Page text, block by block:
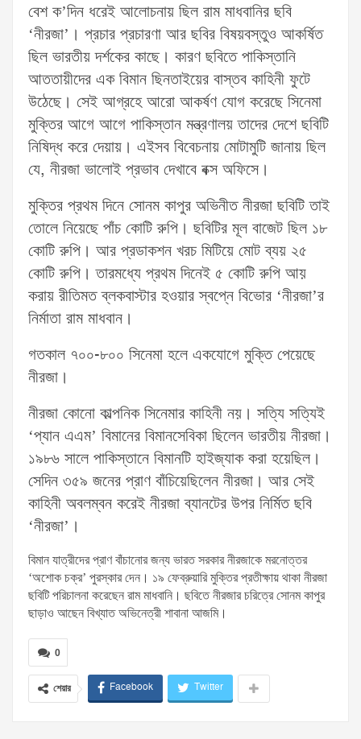
বেশ ক’দিন ধরেই আলোচনায় ছিল রাম মাধবানির ছবি
‘নীরজা’। প্রচার প্রচারণা আর ছবির বিষয়বস্তুও আকর্ষিত
ছিল ভারতীয় দর্শকের কাছে। কারণ ছবিতে পাকিস্তানি
আততায়ীদের এক বিমান ছিনতাইয়ের বাস্তব কাহিনী ফুটে
উঠেছে। সেই আগ্রহে আরো আকর্ষণ যোগ করেছে সিনেমা
মুক্তির আগে আগে পাকিস্তান মন্ত্রণালয় তাদের দেশে ছবিটি
নিষিদ্ধ করে দেয়ায়। এইসব বিবেচনায় মোটামুটি জানায় ছিল
যে, নীরজা ভালোই প্রভাব দেখাবে বক্স অফিসে।
মুক্তির প্রথম দিনে সোনম কাপুর অভিনীত নীরজা ছবিটি তাই
তোলে নিয়েছে পাঁচ কোটি রুপি। ছবিটির মূল বাজেট ছিল ১৮
কোটি রুপি। আর প্রডাকশন খরচ মিটিয়ে মোট ব্যয় ২৫
কোটি রুপি। তারমধ্যে প্রথম দিনেই ৫ কোটি রুপি আয়
করায় রীতিমত ব্লকবাস্টার হওয়ার স্বপ্নে বিভোর ‘নীরজা’র
নির্মাতা রাম মাধবান।
গতকাল ৭০০-৮০০ সিনেমা হলে একযোগে মুক্তি পেয়েছে
নীরজা।
নীরজা কোনো কাল্পনিক সিনেমার কাহিনী নয়। সত্যি সত্যিই
‘প্যান এএম’ বিমানের বিমানসেবিকা ছিলেন ভারতীয় নীরজা।
১৯৮৬ সালে পাকিস্তানে বিমানটি হাইজ্যাক করা হয়েছিল।
সেদিন ৩৫৯ জনের প্রাণ বাঁচিয়েছিলেন নীরজা। আর সেই
কাহিনী অবলম্বন করেই নীরজা ব্যানটের উপর নির্মিত ছবি
‘নীরজা’।
বিমান যাত্রীদের প্রাণ বাঁচানোর জন্য ভারত সরকার নীরজাকে মরনোত্তর
‘অশোক চক্র’ পুরস্কার দেন। ১৯ ফেব্রুয়ারি মুক্তির প্রতীক্ষায় থাকা নীরজা
ছবিটি পরিচালনা করেছেন রাম মাধবানি। ছবিতে নীরজার চরিত্রে সোনম কাপুর
ছাড়াও আছেন বিখ্যাত অভিনেত্রী শাবানা আজমি।
0
শেয়ার Facebook Twitter